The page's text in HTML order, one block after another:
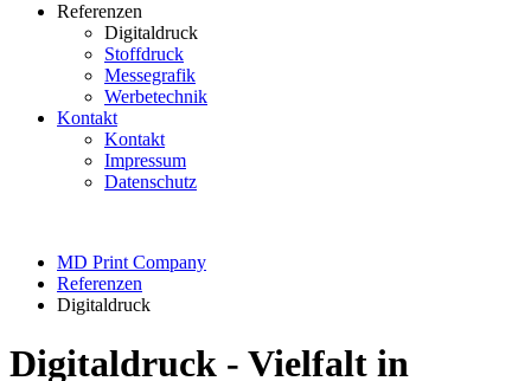
Referenzen
Digitaldruck
Stoffdruck
Messegrafik
Werbetechnik
Kontakt
Kontakt
Impressum
Datenschutz
MD Print Company
Referenzen
Digitaldruck
Digitaldruck - Vielfalt in